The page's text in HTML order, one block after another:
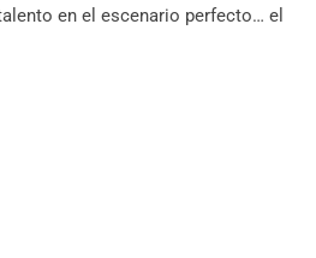
en el escenario perfecto… el